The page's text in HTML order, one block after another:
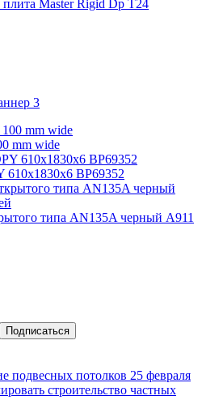
Master Rigid Dp T24
mm wide
BP69352
типа AN135A черный А911
Подписаться
подвесных потолков 25 февраля
строительство частных